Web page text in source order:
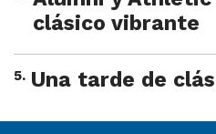
clásico vibrante
5. Una tarde de